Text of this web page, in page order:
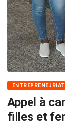
ENTREPRENEURIAT
Appel à
filles et